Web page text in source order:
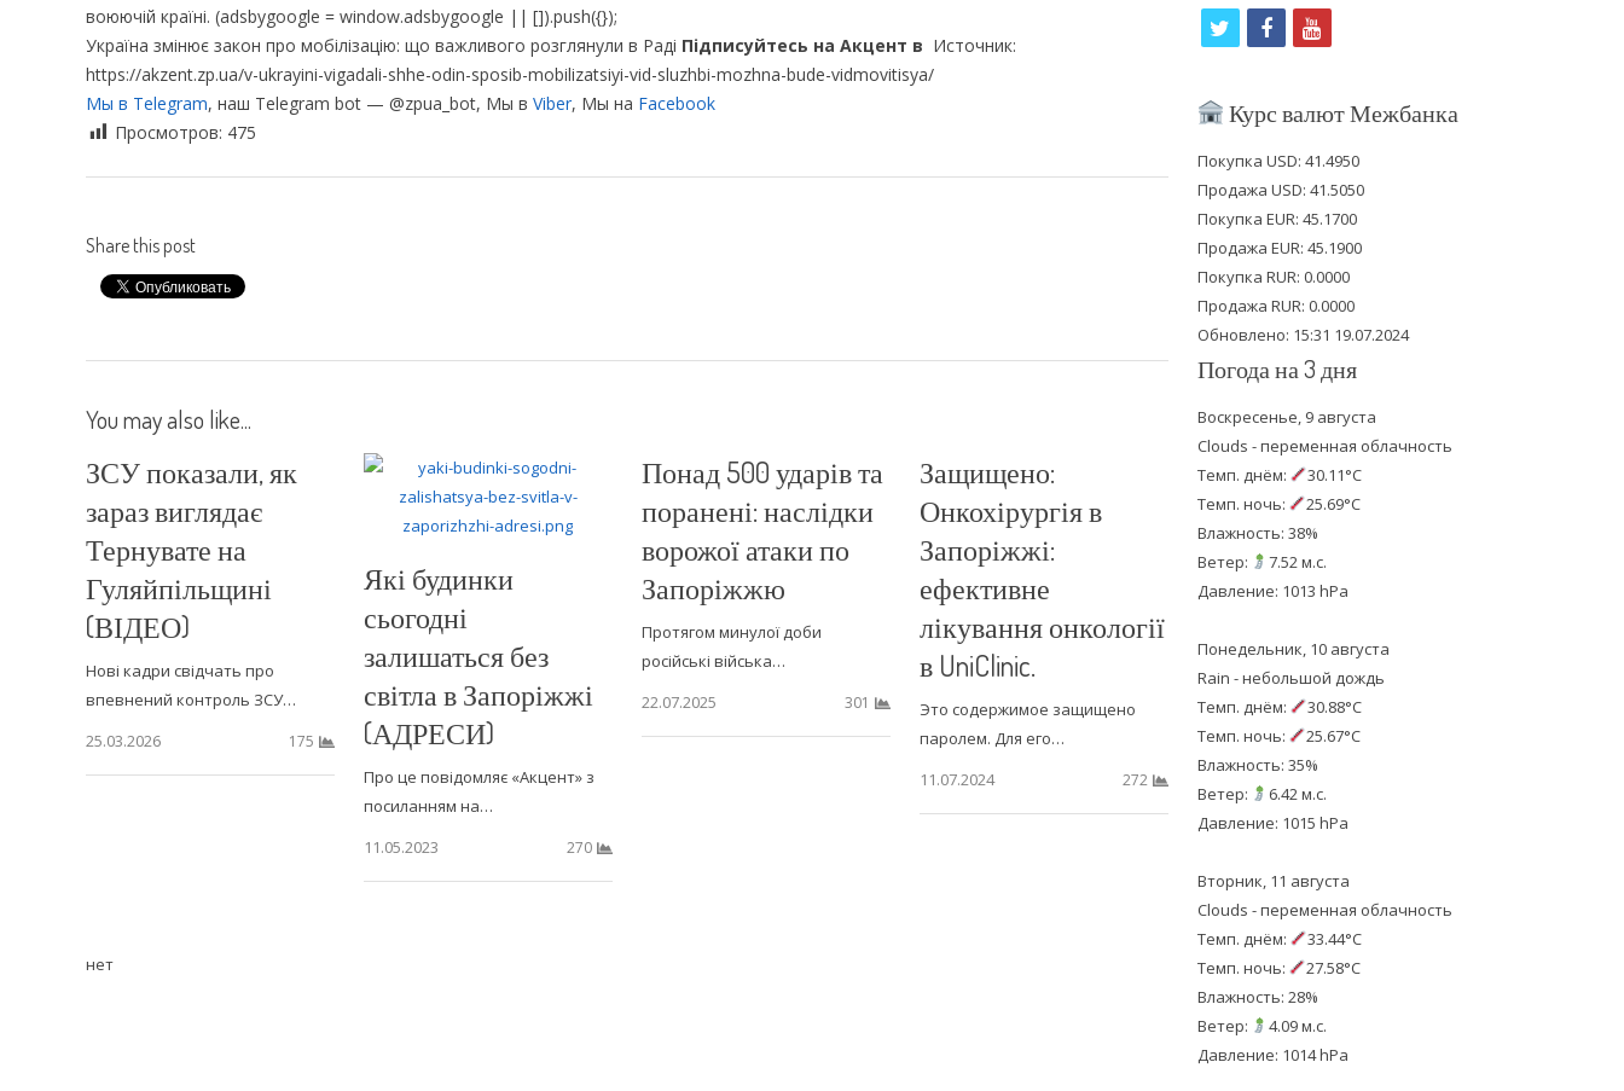
воюючій країні. (adsbygoogle = window.adsbygoogle || []).push({});
Україна змінює закон про мобілізацію: що важливого розглянули в Раді Підписуйтесь на Акцент в Источник:
https://akzent.zp.ua/v-ukrayini-vigadali-shhe-odin-sposib-mobilizatsiyi-vid-sluzhbi-mozhna-bude-vidmovitisya/
Мы в Telegram, наш Telegram bot — @zpua_bot, Мы в Viber, Мы на Facebook
Просмотров: 475
Share this post
You may also like...
ЗСУ показали, як
зараз виглядає
Тернувате на
Гуляйпільщині
(ВІДЕО)
Нові кадри свідчать про
впевнений контроль ЗСУ…
25.03.2026
175
Які будинки
сьогодні
залишаться без
світла в Запоріжжі
(АДРЕСИ)
Про це повідомляє «Акцент» з
посиланням на…
11.05.2023
270
Понад 500 ударів та
поранені: наслідки
ворожої атаки по
Запоріжжю
Протягом минулої доби
російські війська…
22.07.2025
301
Защищено:
Онкохірургія в
Запоріжжі:
ефективне
лікування онкології
в UniClinic.
Это содержимое защищено
паролем. Для его…
11.07.2024
272
нет
i
t
e
r
f
c
b
o
o
k
y
u
u
b
e
Курс валют Межбанка
Покупка USD: 41.4950
Продажа USD: 41.5050
Покупка EUR: 45.1700
Продажа EUR: 45.1900
Покупка RUR: 0.0000
Продажа RUR: 0.0000
Обновлено: 15:31 19.07.2024
Погода на 3 дня
Воскресенье, 9 августа
Clouds - переменная облачность
Темп. днём:
30.11°C
Темп. ночь:
25.69°C
Влажность: 38%
Ветер:
7.52 м.с.
Давление: 1013 hPa
Понедельник, 10 августа
Rain - небольшой дождь
Темп. днём:
30.88°C
Темп. ночь:
25.67°C
Влажность: 35%
Ветер:
6.42 м.с.
Давление: 1015 hPa
Вторник, 11 августа
Clouds - переменная облачность
Темп. днём:
33.44°C
Темп. ночь:
27.58°C
Влажность: 28%
Ветер:
4.09 м.с.
Давление: 1014 hPa